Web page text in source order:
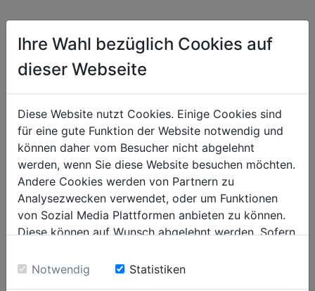
Ing. Stefan Baier
Ředitel exportu
+43 7289 71 562-503+43(0)664 514 51 09
Strategická změna na maloobchodní společnost a
servis.
1986
Firmu přebírá Klaus Schörgenhuber.
1989
Po pádu železné opony byl díky importu
Československa položen základní kámen pro
velkoobchodní společnosti.
Kancelář v Haslachu
Ihre Wahl bezüglich Cookies auf
dieser Webseite
Diese Website nutzt Cookies. Einige Cookies sind
für eine gute Funktion der Website notwendig und
können daher vom Besucher nicht abgelehnt
werden, wenn Sie diese Website besuchen möchten.
Andere Cookies werden von Partnern zu
Analysezwecken verwendet, oder um Funktionen
von Sozial Media Plattformen anbieten zu können.
Diese können auf Wunsch abgelehnt werden. Sofern
Einwilligung zu unseren Cookies.
Notwendig Statistiken